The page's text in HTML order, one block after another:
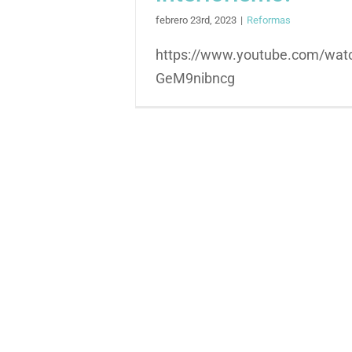
febrero 23rd, 2023 | Reformas
https://www.youtube.com/
GeM9nibncg